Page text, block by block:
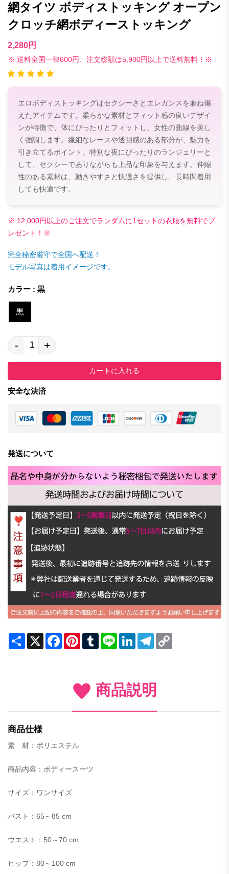
網タイツ ボディストッキング オープン
クロッチ網ボディーストッキング
2,280円
※ 送料全国一律600円、注文総額は5,900円以上で送料無料！※
エロボディストッキングはセクシーさとエレガンスを兼ね備
えたアイテムです。柔らかな素材とフィット感の良いデザイ
ンが特徴で、体にぴったりとフィットし、女性の曲線を美し
く強調します。繊細なレースや透明感のある部分が、魅力を
引き立てるポイント。特別な夜にぴったりのランジェリーと
して、セクシーでありながらも上品な印象を与えます。伸縮
性のある素材は、動きやすさと快適さを提供し、長時間着用
しても快適です。
※ 12,000円以上のご注文でランダムに1セットの衣服を無料でプ
レゼント！※
完全秘密厳守で全国へ配送！
モデル写真は着用イメージです。
カラー : 黒
黒
- +
カートに入れる
安全な決済
発送について
Share X FacebookPinterestTumblrLine LinkedInTelegram
商品説明
商品仕様
素 材： ポリエステル
商品内容：ボディースーツ
サイズ：ワンサイズ
バスト：65～85 cm
ウエスト： 50～70 cm
ヒップ：80～100 cm